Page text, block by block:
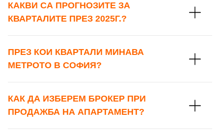
КАКВИ СА ПРОГНОЗИТЕ ЗА
КВАРТАЛИТЕ ПРЕЗ 2025Г.?
ПРЕЗ КОИ КВАРТАЛИ МИНАВА
МЕТРОТО В СОФИЯ?
КАК ДА ИЗБЕРЕМ БРОКЕР ПРИ
ПРОДАЖБА НА АПАРТАМЕНТ?